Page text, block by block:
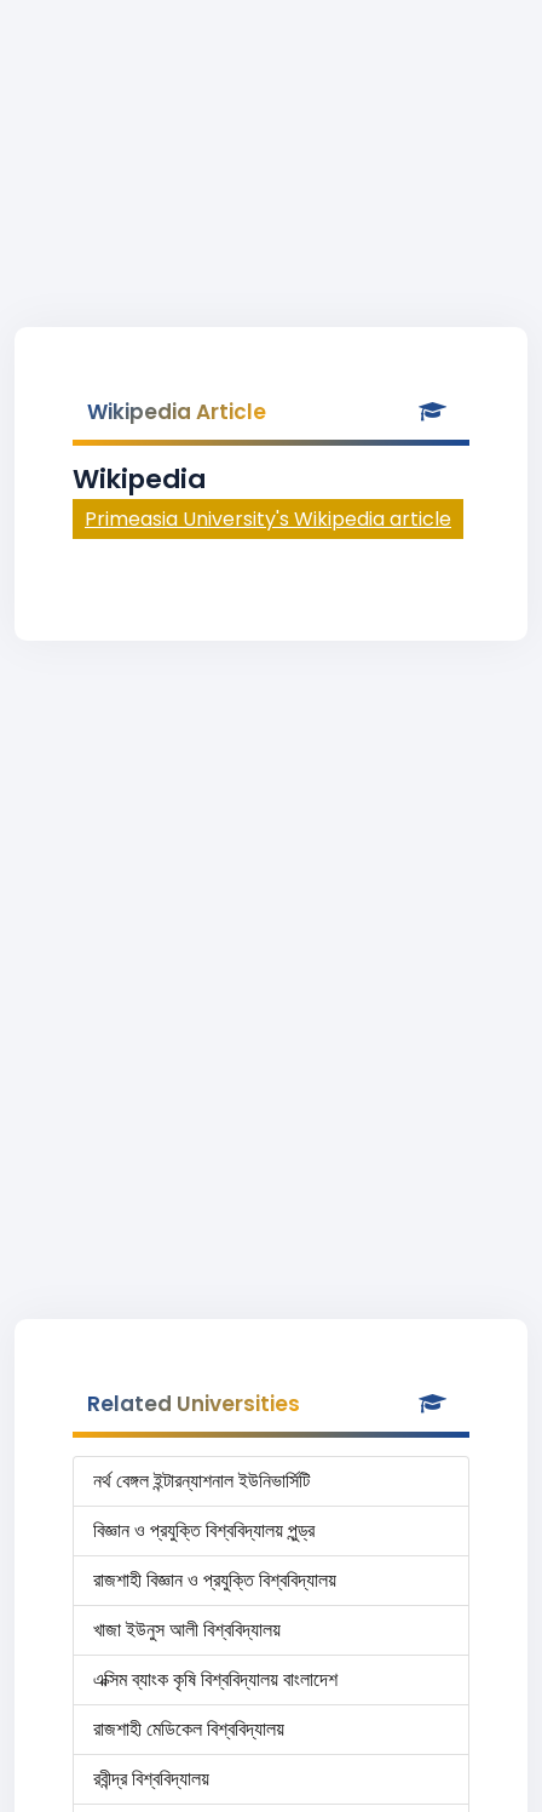
Wikipedia Article
Wikipedia
Primeasia University's Wikipedia article
Related Universities
নর্থ বেঙ্গল ইন্টারন্যাশনাল ইউনিভার্সিটি
বিজ্ঞান ও প্রযুক্তি বিশ্ববিদ্যালয় পুন্ড্র
রাজশাহী বিজ্ঞান ও প্রযুক্তি বিশ্ববিদ্যালয়
খাজা ইউনুস আলী বিশ্ববিদ্যালয়
এক্সিম ব্যাংক কৃষি বিশ্ববিদ্যালয় বাংলাদেশ
রাজশাহী মেডিকেল বিশ্ববিদ্যালয়
রবীন্দ্র বিশ্ববিদ্যালয়